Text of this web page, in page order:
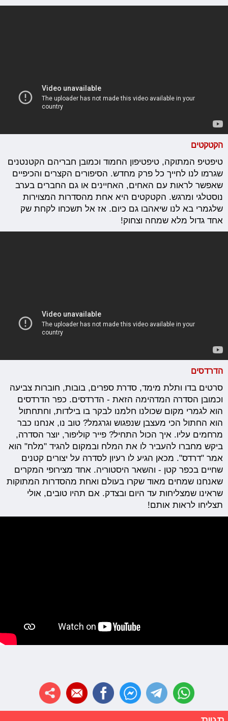
הקטקטים
טיפטיפ המתוקה, טיפטיפון החמוד וכמובן חבריהם הקטנטנים
שגרמו לנו לחייך כל פרק מחדש. הסיפורים הקצרים והכיפיים
שאפשר לראות עם האחים, האחיינים או גם החברים בערב
נוסטלגי ומרגש. הקטקטים היא אחת מהסדרות המצוירות
שלגמרי בא לנו שיאהבו גם כיום. אז אל תשכחו לקחת שק
אחד גדול מלא שמחה וצחוק!
הדרדסים
סרטים בדו ותלת מימד, סדרת ספרים, בובות, חוברות צביעה
וכמובן הסדרה המדהימה הזאת - הדרדסים. כפר הדרדסים
הוא לגמרי מקום שכולנו חלמנו לבקר בו בילדות, וחתחתול
הוא החתול הכי מעצבן שנפגוש וגרגמל? טוב נו, אנחנו כבר
מרחמים עליו. איך הכול התחיל? פייר קוליפור, יוצר הסדרה,
ביקש מחברו להעביר לו את המלח ובמקום להגיד "מלח" הוא
אמר "דרדס". מכאן הגיע לו רעיון לסדרה על יצורים קטנים
שחיים בכפר קטן - והשאר היסטוריה. אחד מצירופי המקרים
שאנחנו שמחים מאוד שקרו בעולם ואחת מהסדרות המתוקות
שראינו שמצליחות עד היום ובצדק. אם תהיו טובים, אולי
תצליחו לראות אותם!